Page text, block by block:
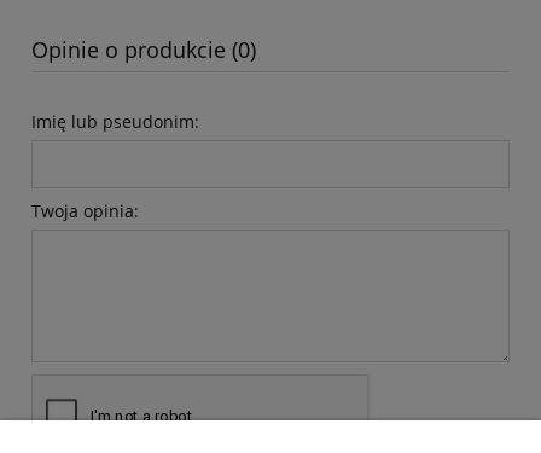
Opinie o produkcie (0)
Imię lub pseudonim:
Twoja opinia: